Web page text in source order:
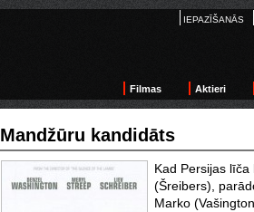
IEPAZĪŠANĀS
Filmas Aktieri
Mandžūru kandidāts
Kad Persijas
(Šreibers),
Marko